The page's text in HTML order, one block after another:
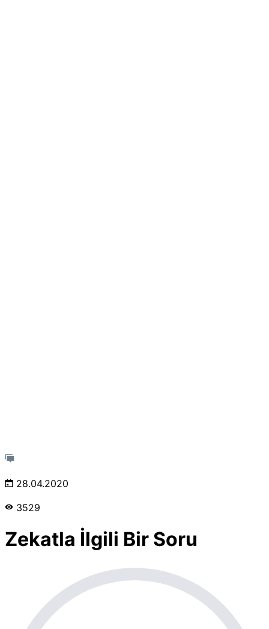
28.04.2020
3529
Zekatla İlgili Bir Soru